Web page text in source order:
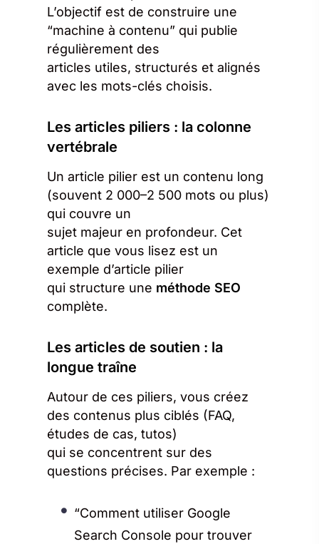
L’objectif est de construire une
“machine à contenu” qui publie
régulièrement des
articles utiles, structurés et alignés
avec les mots-clés choisis.
Les articles piliers : la colonne
vertébrale
Un article pilier est un contenu long
(souvent 2 000–2 500 mots ou plus)
qui couvre un
sujet majeur en profondeur. Cet
article que vous lisez est un
exemple d’article pilier
qui structure une méthode SEO
complète.
Les articles de soutien : la
longue traîne
Autour de ces piliers, vous créez
des contenus plus ciblés (FAQ,
études de cas, tutos)
qui se concentrent sur des
questions précises. Par exemple :
“Comment utiliser Google
Search Console pour trouver